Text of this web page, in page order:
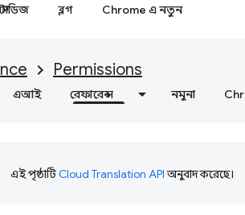
ব্লগ Chrome এ নতুন
Permissions
এআই রেফারেন্স নমুনা
এই পৃষ্ঠাটিCloud Translation APIঅনুবাদ করেছে।